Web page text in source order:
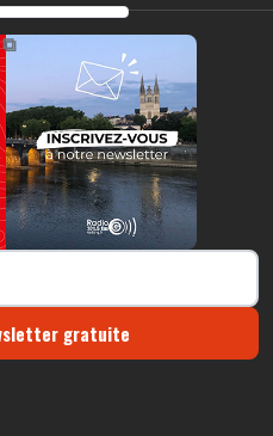
https://radio-g.fr?11799
⧉
gratuite